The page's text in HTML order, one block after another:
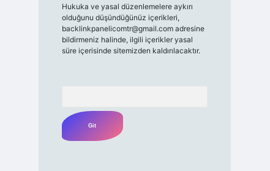
Hukuka ve yasal düzenlemelere aykırı
olduğunu düşündüğünüz içerikleri,
backlinkpanelicomtr@gmail.comadresine
bildirmeniz halinde, ilgili içerikler yasal
süre içerisinde sitemizden kaldırılacaktır.